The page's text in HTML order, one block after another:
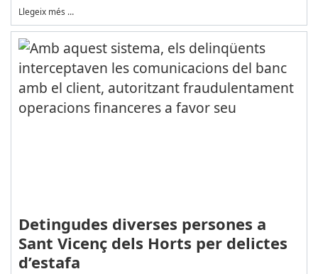
Llegeix més …
Detingudes diverses persones a
Sant Vicenç dels Horts per delictes
d’estafa